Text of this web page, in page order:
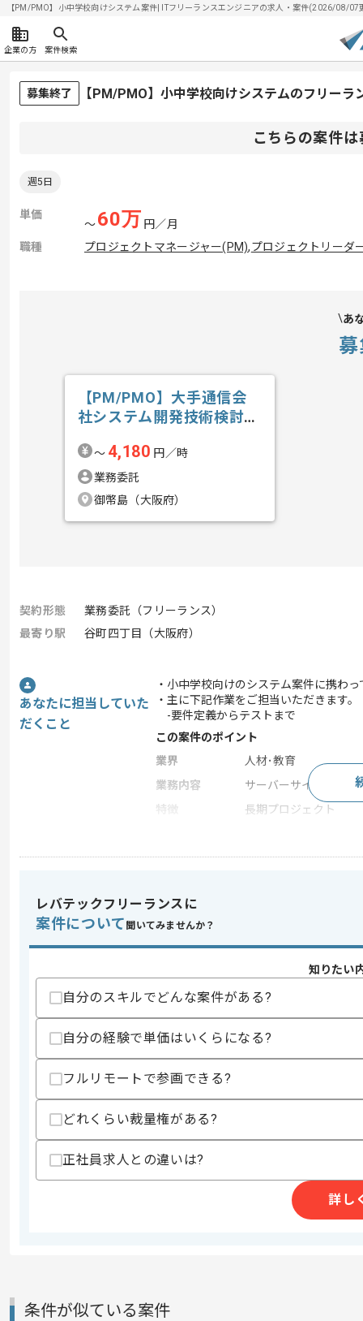
【PM/PMO】小中学校向けシステム案件| ITフリーランスエンジニアの求人・案件(2026/08/07
企業の方 案件検索
募集終了 【PM/PMO】小中学校向けシステムのフリーラ
こちらの案件
週5日
単価
〜60万 円／月
職種
プロジェクトマネージャー(PM),プロジェクトリーダ
あ
【PM/PMO】大手通信会
社システム開発技術検討業
〜 4,180 円／時
業務委託
御幣島（大阪府）
契約形態
業務委託（フリーランス）
最寄り駅
谷町四丁目（大阪府）
あなたに担当していた
だくこと
・小中学校向けのシステム案件に携わ
・主に下記作業をご担当いただきます。
-要件定義からテストまで
この案件のポイント
業界
人材･教育
業務内容
サーバーサイド開発
特徴
長期プロジェクト
・SQLを用いた開発経験
・サーバの知見
歓迎スキル
・小中学校向け案件への参画経験
スキルに不安がある方へ
上記に似た経験やスキルをお持ちであれば申
精算・お支払い
精算基準時間
支払いサイト
15日
レバテックフリーランスに
案件について 聞いてみませんか？
知りたい
自分のスキルでどんな案件がある?
自分の経験で単価はいくらになる?
フルリモートで参画できる?
どれくらい裁量権がある?
正社員求人との違いは?
詳し
条件が似ている案件